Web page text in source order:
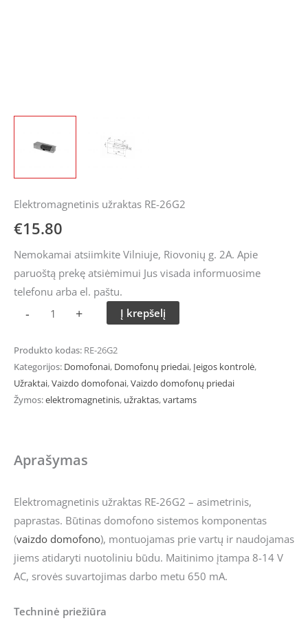
Elektromagnetinis užraktas RE-26G2
€15.80
Nemokamai atsiimkite Vilniuje, Riovonių g. 2A. Apie
paruoštą prekę atsiėmimui Jus visada informuosime
telefonu arba el. paštu.
- + Į krepšelį
Produkto kodas: RE-26G2
Kategorijos: Domofonai, Domofonų priedai, Įeigos kontrolė,
Užraktai,Vaizdo domofonai,Vaizdo domofonų priedai
Žymos:elektromagnetinis, užraktas,vartams
Aprašymas
Elektromagnetinis užraktas RE-26G2 – asimetrinis,
paprastas. Būtinas domofono sistemos komponentas
(vaizdo domofono), montuojamas prie vartų ir naudojamas
jiems atidaryti nuotoliniu būdu. Maitinimo įtampa 8-14 V
AC, srovės suvartojimas darbo metu 650 mA.
Techninė priežiūra